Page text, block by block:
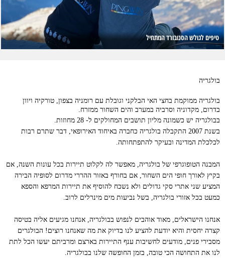
טיפים לגולש הסנובורד המתחיל
בולגריה
בולגריה ממוקמת בחצי האי הבלקני וגובלת עם רומניה בצפון, טורקיה ויוון
בדרום, מקדוניה וסרביה במערב והים השחור ממזרח.
בבולגריה יש כשמונה מליון תושבים המחולקים ל- 28 מחוזות.
בשנת 2007 התקבלה בולגריה כחברה באיחוד האירופאי, דבר שתרם רבות
לכלכלת המדינה ובעיקר להתפתחותה.
המבנה הטופוגרפי של בולגריה, מאפשר לה לקלוט תיירות בכל עונות השנה, אם
בקיץ לאורך חופי הים השחור, אם בחורף באזור ההררי מדרום לסופיה הבירה
המציע שני אתרי סקי גדולים ולא נשכח להוסיף את תיירות המרפא והספא
כמעט בכל אזורי בולגריה, בשל נביעות מים מינרלים לרוב.
אנחנו הישראלים, מאוד אוהבים לנפוש בבולגריה, אנחנו מגיעים אליה בטיסה
קצרה יחסית והיא יודעת להציע לנו בדיוק את מה שאנחנו רוצים! הבולגרים
מסבירי פנים, מודעים לחשיבות ענף התיירות בארצם ומרביתם יעשו הכל לתת
לנו את התחושה הכי טובה, בזמן החופשה שלנו בבולגריה.